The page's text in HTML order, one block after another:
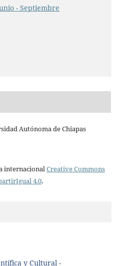
- Septiembre
Autónoma de Chiapas
internacionalCreative Commons
4.0.
y Cultural -